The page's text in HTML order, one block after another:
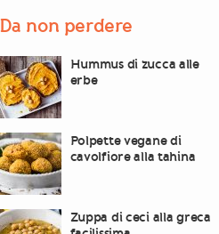
Da non perdere
Hummus di zucca alle
erbe
Polpette vegane di
cavolfiore alla tahina
Zuppa di ceci alla greca